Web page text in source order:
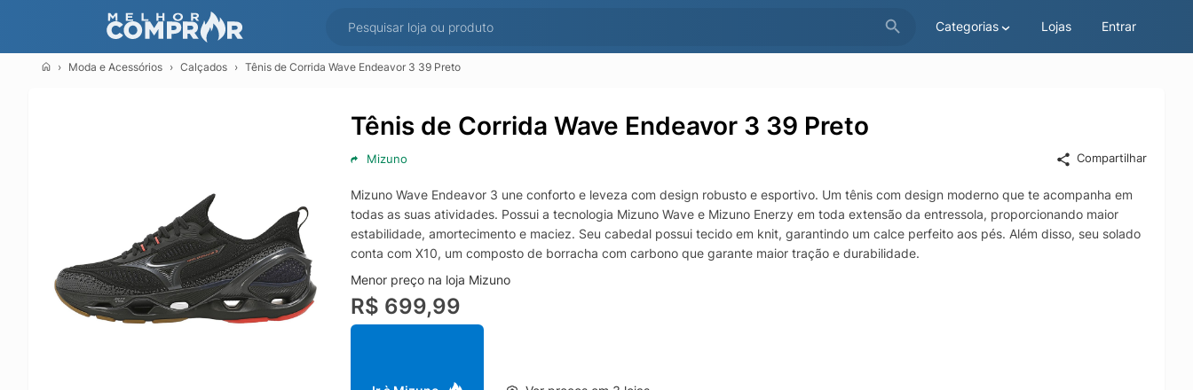
Categorias Lojas Entrar
Moda e Acessórios Calçados Tênis de Corrida Wave Endeavor 3 39 Preto
Tênis de Corrida Wave Endeavor 3 39 Preto
Mizuno Compartilhar
Mizuno Wave Endeavor 3 une conforto e leveza com design robusto e esportivo. Um tênis com design moderno que te acompanha em
todas as suas atividades. Possui a tecnologia Mizuno Wave e Mizuno Enerzy em toda extensão da entressola, proporcionando maior
estabilidade, amortecimento e maciez. Seu cabedal possui tecido em knit, garantindo um calce perfeito aos pés. Além disso, seu solado
conta com X10, um composto de borracha com carbono que garante maior tração e durabilidade.
Menor preço na loja Mizuno
R$ 699,99